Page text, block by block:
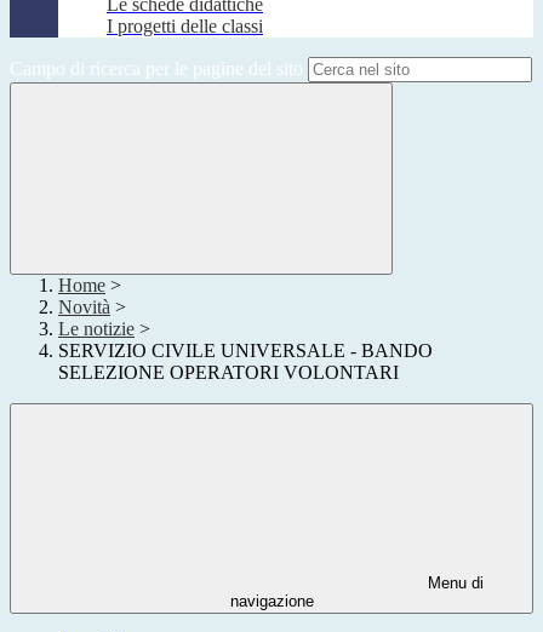
Le schede didattiche
I progetti delle classi
Campo di ricerca per le pagine del sito
Home >
Novità >
Le notizie >
SERVIZIO CIVILE UNIVERSALE - BANDO
SELEZIONE OPERATORI VOLONTARI
Menu di
navigazione